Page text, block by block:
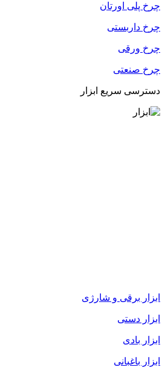
چرخ پلی اورتان
چرخ داربستی
چرخ ورقی
چرخ صنعتی
دسترسی سریع ابزار
ابزار برقی و شارژی
ابزار دستی
ابزار بادی
ابزار باغبانی